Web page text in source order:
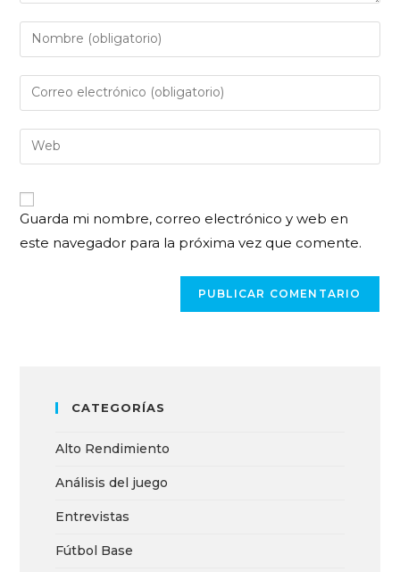
Guarda mi nombre, correo electrónico y web en
este navegador para la próxima vez que comente.
CATEGORÍAS
Alto Rendimiento
Análisis del juego
Entrevistas
Fútbol Base